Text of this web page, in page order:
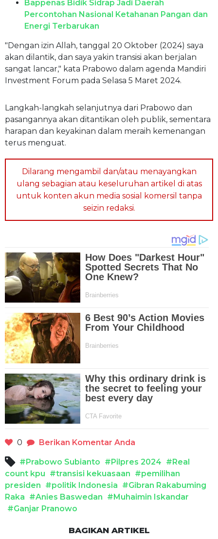
Bappenas Bidik Sidrap Jadi Daerah
Percontohan Nasional Ketahanan Pangan dan
Energi Terbarukan
"Dengan izin Allah, tanggal 20 Oktober (2024) saya
akan dilantik, dan saya yakin transisi akan berjalan
sangat lancar," kata Prabowo dalam agenda Mandiri
Investment Forum pada Selasa 5 Maret 2024.
Langkah-langkah selanjutnya dari Prabowo dan
pasangannya akan ditantikan oleh publik, sementara
harapan dan keyakinan dalam meraih kemenangan
terus menguat.
Dilarang mengambil dan/atau menayangkan
ulang sebagian atau keseluruhan artikel di atas
untuk konten akun media sosial komersil tanpa
seizin redaksi.
0 Berikan Komentar Anda
#Prabowo Subianto #Pilpres 2024 #Real
count kpu #transisi kekuasaan #pemilihan
presiden #politik Indonesia #Gibran Rakabuming
Raka #Anies Baswedan #Muhaimin Iskandar
#Ganjar Pranowo
BAGIKAN ARTIKEL